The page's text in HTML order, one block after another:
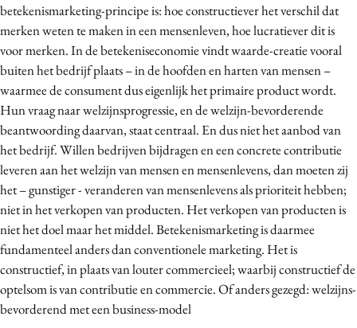
betekenismarketing-principe is: hoe constructiever het verschil dat
merken weten te maken in een mensenleven, hoe lucratiever dit is
voor merken. In de betekeniseconomie vindt waarde-creatie vooral
buiten het bedrijf plaats – in de hoofden en harten van mensen –
waarmee de consument dus eigenlijk het primaire product wordt.
Hun vraag naar welzijnsprogressie, en de welzijn-bevorderende
beantwoording daarvan, staat centraal. En dus niet het aanbod van
het bedrijf. Willen bedrijven bijdragen en een concrete contributie
leveren aan het welzijn van mensen en mensenlevens, dan moeten zij
het – gunstiger - veranderen van mensenlevens als prioriteit hebben;
niet in het verkopen van producten. Het verkopen van producten is
niet het doel maar het middel. Betekenismarketing is daarmee
fundamenteel anders dan conventionele marketing. Het is
constructief, in plaats van louter commercieel; waarbij constructief de
optelsom is van contributie en commercie. Of anders gezegd: welzijns-
bevorderend met een business-model